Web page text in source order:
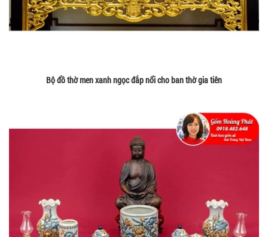
Bộ đồ thờ men xanh ngọc đắp nổi cho ban thờ gia tiên